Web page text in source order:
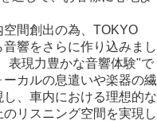
間創出の為、TOKYO
響をさらに作り込みまし
表現力豊かな音響体験"で
カルの息遣いや楽器の繊
、車内における理想的な
リスニング空間を実現し